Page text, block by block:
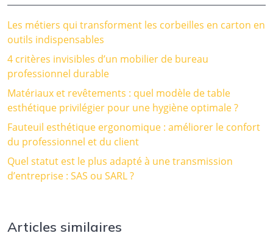
Les métiers qui transforment les corbeilles en carton en
outils indispensables
4 critères invisibles d’un mobilier de bureau
professionnel durable
Matériaux et revêtements : quel modèle de table
esthétique privilégier pour une hygiène optimale ?
Fauteuil esthétique ergonomique : améliorer le confort
du professionnel et du client
Quel statut est le plus adapté à une transmission
d’entreprise : SAS ou SARL ?
Articles similaires